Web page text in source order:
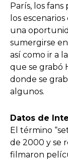
París, los
los
una
sumergirse
así como ir a
que se grabó
donde se
algunos.
Datos de
El término
de 2000 y se
filmaron